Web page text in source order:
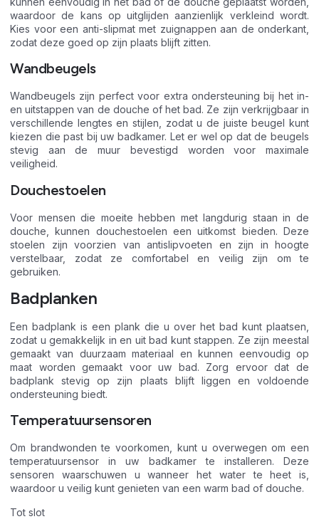
waardoor de kans op uitglijden aanzienlijk verkleind wordt.
Kies voor een anti-slipmat met zuignappen aan de onderkant,
zodat deze goed op zijn plaats blijft zitten.
Wandbeugels
Wandbeugels zijn perfect voor extra ondersteuning bij het in-
en uitstappen van de douche of het bad. Ze zijn verkrijgbaar in
verschillende lengtes en stijlen, zodat u de juiste beugel kunt
kiezen die past bij uw badkamer. Let er wel op dat de beugels
stevig aan de muur bevestigd worden voor maximale
veiligheid.
Douchestoelen
Voor mensen die moeite hebben met langdurig staan in de
douche, kunnen douchestoelen een uitkomst bieden. Deze
stoelen zijn voorzien van antislipvoeten en zijn in hoogte
verstelbaar, zodat ze comfortabel en veilig zijn om te
gebruiken.
Badplanken
Een badplank is een plank die u over het bad kunt plaatsen,
zodat u gemakkelijk in en uit bad kunt stappen. Ze zijn meestal
gemaakt van duurzaam materiaal en kunnen eenvoudig op
maat worden gemaakt voor uw bad. Zorg ervoor dat de
badplank stevig op zijn plaats blijft liggen en voldoende
ondersteuning biedt.
Temperatuursensoren
Om brandwonden te voorkomen, kunt u overwegen om een
temperatuursensor in uw badkamer te installeren. Deze
sensoren waarschuwen u wanneer het water te heet is,
waardoor u veilig kunt genieten van een warm bad of douche.
Tot slot